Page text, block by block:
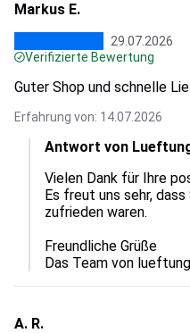
Markus E.
29.07.2026
Verifizierte Bewertung
Guter Shop und schnelle
Erfahrung von: 14.07.2026
Antwort von
Vielen Dank für Ihre
Es freut uns sehr,
zufrieden waren.
Freundliche Grüße
Das Team von
A. R.